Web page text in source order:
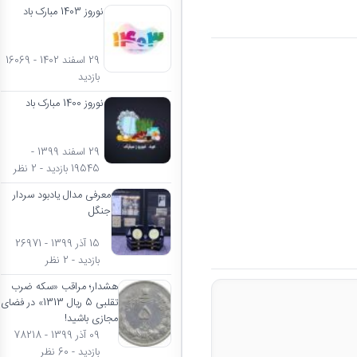
نوروز 1403 مبارک باد
29 اسفند 1402 - 16069
بازدید
نوروز 1400 مبارک باد
29 اسفند 1399 -
19545 بازدید - 2 نظر
معرفی مدال یادبود سردار
جنگل
15 آذر 1399 - 26971
بازدید - 2 نظر
هشدار؛ مراقب «سکه ضرب
تقلبی 5 ریال 1313» در فضای
مجازی باشید!
09 آذر 1399 - 78218
بازدید - 60 نظر